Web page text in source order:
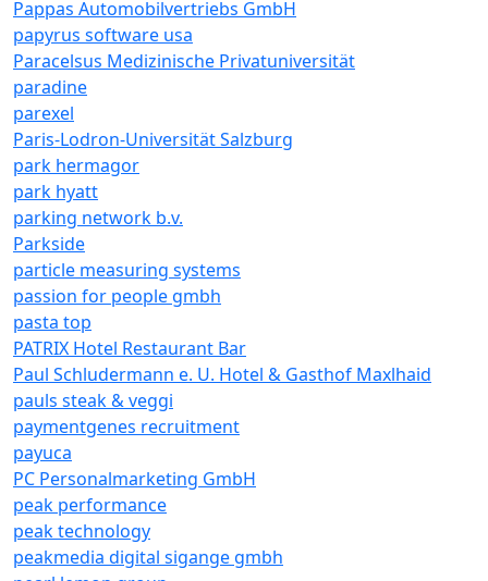
Pappas Automobilvertriebs GmbH
papyrus software usa
Paracelsus Medizinische Privatuniversität
paradine
parexel
Paris-Lodron-Universität Salzburg
park hermagor
park hyatt
parking network b.v.
Parkside
particle measuring systems
passion for people gmbh
pasta top
PATRIX Hotel Restaurant Bar
Paul Schludermann e. U. Hotel & Gasthof Maxlhaid
pauls steak & veggi
paymentgenes recruitment
payuca
PC Personalmarketing GmbH
peak performance
peak technology
peakmedia digital sigange gmbh